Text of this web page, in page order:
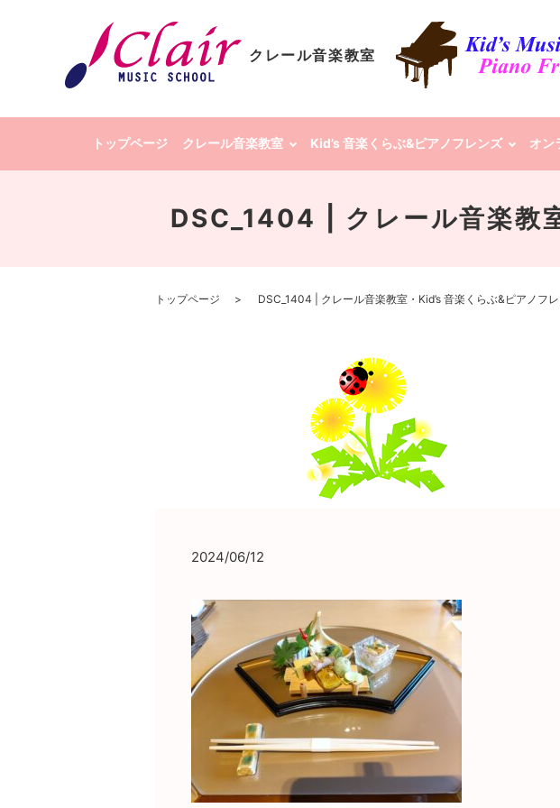
クレール音楽教室
トップページ クレール音楽教室 Kid’s 音楽くらぶ&ピアノフレンズ オン
DSC_1404 | クレール音楽教
トップページ DSC_1404 | クレール音楽教室・Kid’s 音楽くらぶ&ピアノフ
2024/06/12